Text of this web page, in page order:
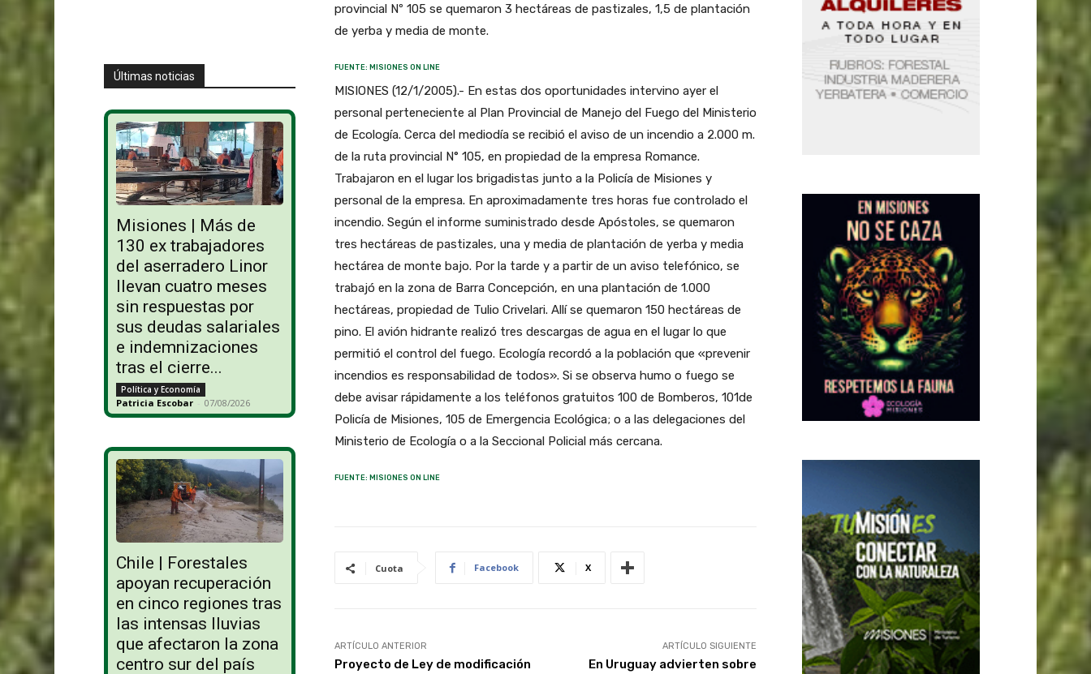
Últimas noticias
Misiones | Más de
130 ex trabajadores
del aserradero Linor
llevan cuatro meses
sin respuestas por
sus deudas salariales
e indemnizaciones
tras el cierre...
Política y Economía
Patricia Escobar - 07/08/2026
Chile | Forestales
apoyan recuperación
en cinco regiones tras
las intensas lluvias
que afectaron la zona
centro sur del país
provincial Nº 105 se quemaron 3 hectáreas de pastizales, 1,5 de plantación
de yerba y media de monte.
FUENTE: MISIONES ON LINE
MISIONES (12/1/2005).- En estas dos oportunidades intervino ayer el
personal perteneciente al Plan Provincial de Manejo del Fuego del Ministerio
de Ecología. Cerca del mediodía se recibió el aviso de un incendio a 2.000 m.
de la ruta provincial N° 105, en propiedad de la empresa Romance.
Trabajaron en el lugar los brigadistas junto a la Policía de Misiones y
personal de la empresa. En aproximadamente tres horas fue controlado el
incendio. Según el informe suministrado desde Apóstoles, se quemaron
tres hectáreas de pastizales, una y media de plantación de yerba y media
hectárea de monte bajo. Por la tarde y a partir de un aviso telefónico, se
trabajó en la zona de Barra Concepción, en una plantación de 1.000
hectáreas, propiedad de Tulio Crivelari. Allí se quemaron 150 hectáreas de
pino. El avión hidrante realizó tres descargas de agua en el lugar lo que
permitió el control del fuego. Ecología recordó a la población que «prevenir
incendios es responsabilidad de todos». Si se observa humo o fuego se
debe avisar rápidamente a los teléfonos gratuitos 100 de Bomberos, 101de
Policía de Misiones, 105 de Emergencia Ecológica; o a las delegaciones del
Ministerio de Ecología o a la Seccional Policial más cercana.
FUENTE: MISIONES ON LINE
Cuota Facebook X
ARTÍCULO ANTERIOR
Proyecto de Ley de modificación
ARTÍCULO SIGUIENTE
En Uruguay advierten sobre